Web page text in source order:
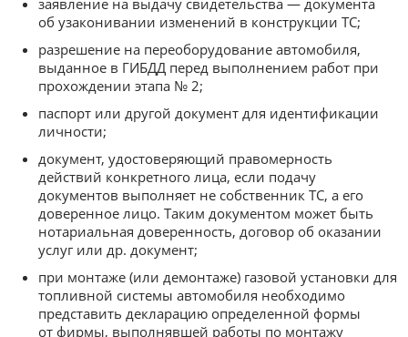
об узаконивании изменений в конструкции ТС;
разрешение на переоборудование автомобиля,
выданное в ГИБДД перед выполнением работ при
прохождении этапа № 2;
паспорт или другой документ для идентификации
личности;
документ, удостоверяющий правомерность
действий конкретного лица, если подачу
документов выполняет не собственник ТС, а его
доверенное лицо. Таким документом может быть
нотариальная доверенность, договор об оказании
услуг или др. документ;
при монтаже (или демонтаже) газовой установки для
топливной системы автомобиля необходимо
представить декларацию определенной формы
от фирмы, выполнявшей работы по монтажу